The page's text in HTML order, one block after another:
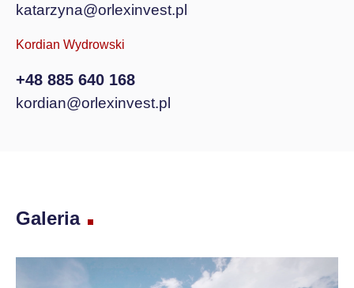
katarzyna@orlexinvest.pl
Kordian Wydrowski
+48 885 640 168
kordian@orlexinvest.pl
Galeria